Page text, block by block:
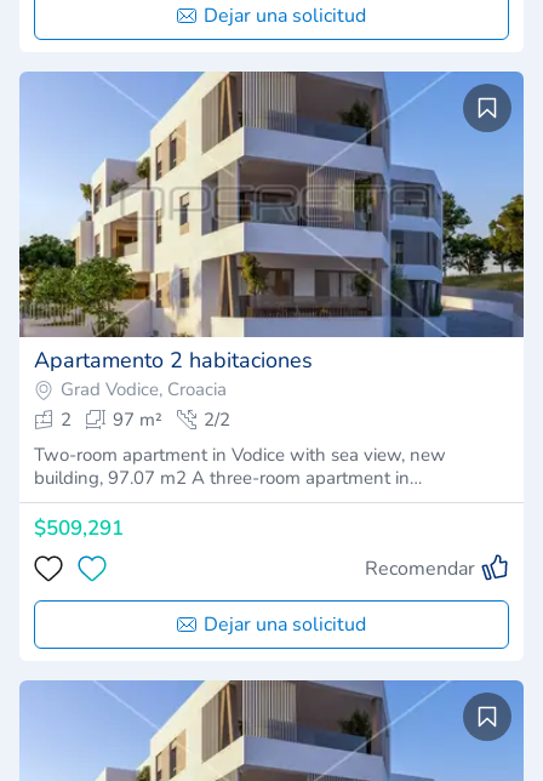
Dejar una solicitud
Apartamento 2 habitaciones
Grad Vodice, Croacia
2
97 m²
2/2
Two-room apartment in Vodice with sea view, new
building, 97.07 m2 A three-room apartment in…
$509,291
Recomendar
Dejar una solicitud